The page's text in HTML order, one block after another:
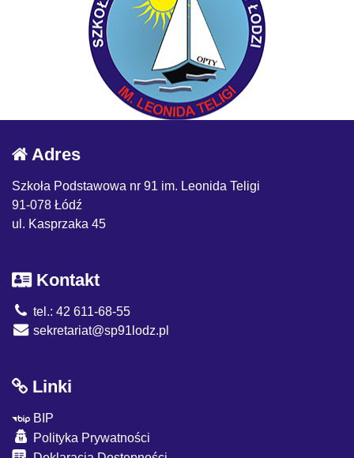
Adres
Szkoła Podstawowa nr 91 im. Leonida Teligi
91-078 Łódź
ul. Kasprzaka 45
Kontakt
tel.: 42 611-68-55
sekretariat@sp91lodz.pl
Linki
BIP
Polityka Prywatności